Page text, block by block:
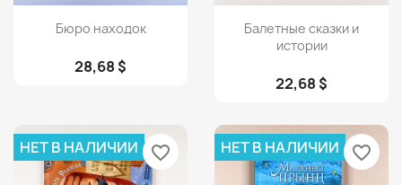
Просмотр
Бюро находок
28,68 $
Просмотр
Балетные сказки и
истории
22,68 $
НЕТ В НАЛИЧИИ favorite_border НЕТ В НАЛИЧИИ favorite_border